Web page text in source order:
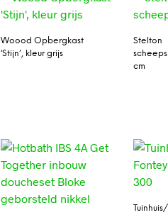
Woood Opbergkast
‘Stijn’, kleur grijs
Stelton
cm